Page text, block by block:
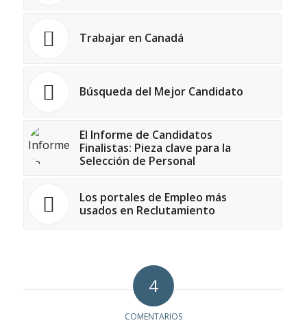
Trabajar en Canadá
Búsqueda del Mejor Candidato
El Informe de Candidatos
Finalistas: Pieza clave para la
Selección de Personal
Los portales de Empleo más
usados en Reclutamiento
4
COMENTARIOS